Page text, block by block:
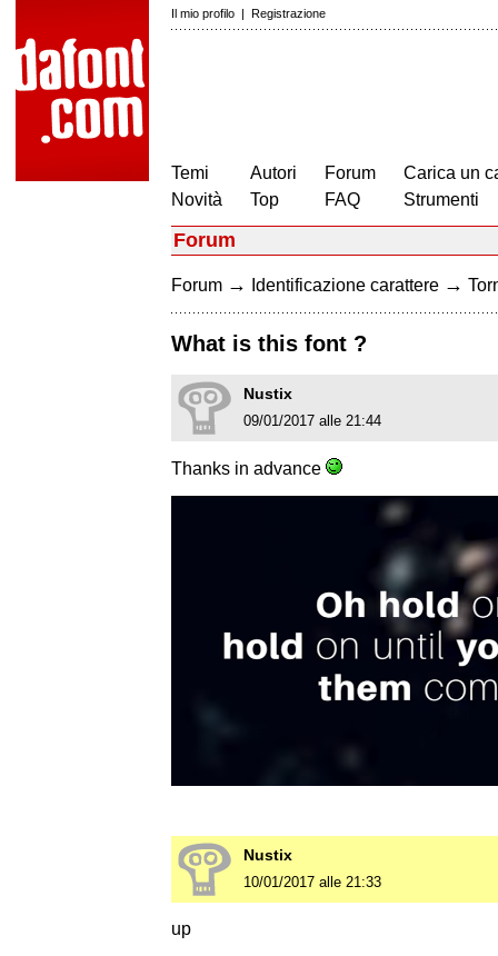
Il mio profilo | Registrazione
Temi
Novità
Autori
Top
Forum
FAQ
Carica un
Strumenti
Forum
Forum → Identificazione carattere →
What is this font ?
Nustix
09/01/2017 alle 21:44
Thanks in advance
Nustix
10/01/2017 alle 21:33
up